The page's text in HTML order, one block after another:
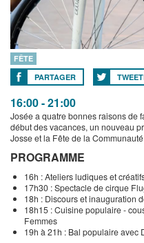
FÊTE
PARTAGER
16:00 - 21:00
Josée a quatre bonnes raisons de
début des vacances, un nouveau
Josse et la Fête de la
PROGRAMME
16h : Ateliers ludiques et
17h30 : Spectacle de cirque
18h : Discours et inauguration
18h15 : Cuisine populaire -
Femmes
19h à 21h : Bal populaire avec